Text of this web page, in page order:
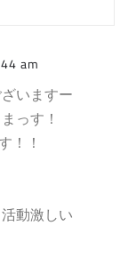
am
いますー
っす！
！！
動激しい